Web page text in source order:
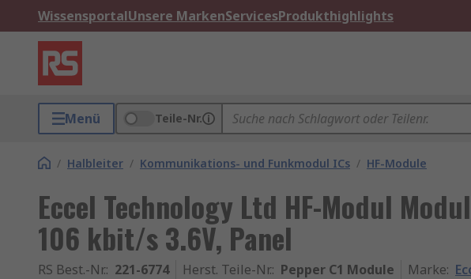
WissensportalUnsere MarkenServicesProdukthighlights
Menü Teile-Nr.
/ Halbleiter / Kommunikations- und Funkmodul ICs / HF-Module
Eccel Technology Ltd HF-Modul
106 kbit/s 3.6V, Panel
RS Best.-Nr.: 221-6774 Herst. Teile-Nr.: Pepper C1 Module Marke: